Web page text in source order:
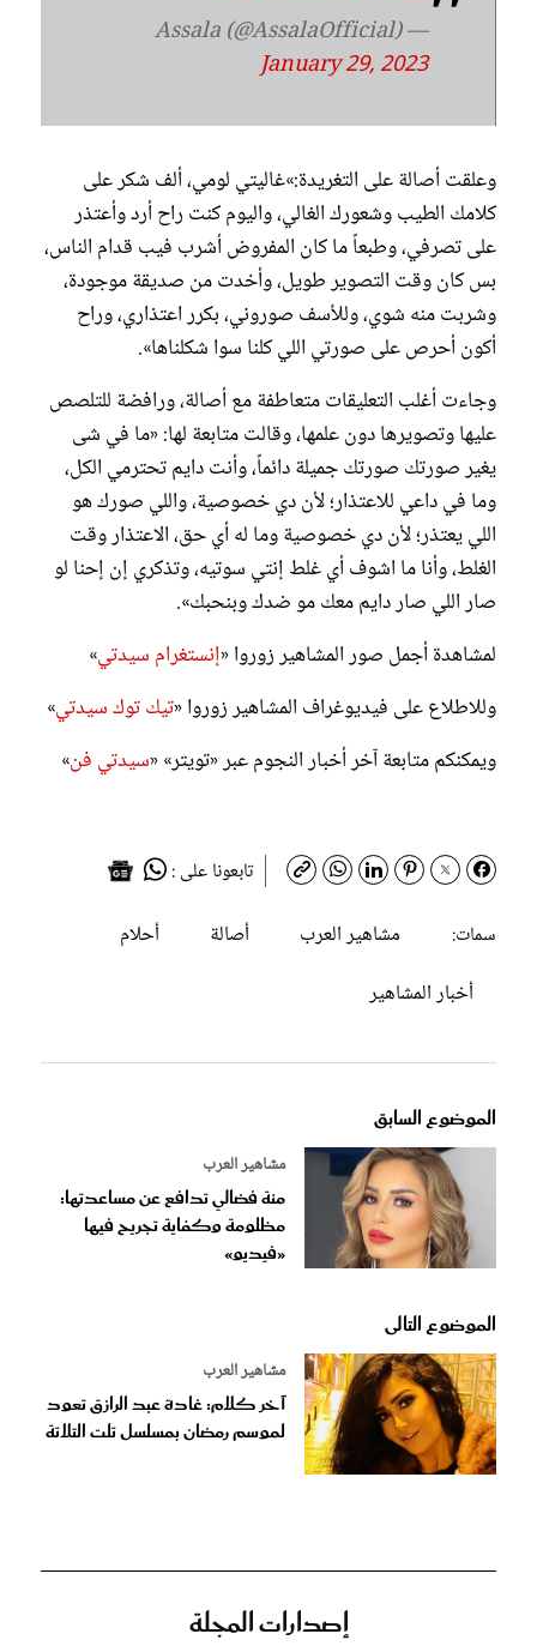
— Assala (@AssalaOfficial)
January 29, 2023
وعلقت أصالة على التغريدة:»غاليتي لومي، ألف شكر على
كلامك الطيب وشعورك الغالي، واليوم كنت راح أرد وأعتذر
على تصرفي، وطبعاً ما كان المفروض أشرب فيب قدام الناس،
بس كان وقت التصوير طويل، وأخدت من صديقة موجودة،
وشربت منه شوي، وللأسف صوروني، بكرر اعتذاري، وراح
أكون أحرص على صورتي اللي كلنا سوا شكلناها».
وجاءت أغلب التعليقات متعاطفة مع أصالة، ورافضة للتلصص
عليها وتصويرها دون علمها، وقالت متابعة لها: «ما في شى
يغير صورتك صورتك جميلة دائماً، وأنت دايم تحترمي الكل،
وما في داعي للاعتذار؛ لأن دي خصوصية، واللي صورك هو
اللي يعتذر؛ لأن دي خصوصية وما له أي حق، الاعتذار وقت
الغلط، وأنا ما اشوف أي غلط إنتي سوتيه، وتذكري إن إحنا لو
صار اللي صار دايم معك مو ضدك وبنحبك».
لمشاهدة أجمل صور المشاهير زوروا «إنستغرام سيدتي»
وللاطلاع على فيديوغراف المشاهير زوروا «تيك توك سيدتي»
ويمكنكم متابعة آخر أخبار النجوم عبر «تويتر» «سيدتي فن»
تابعونا على :
سمات:
مشاهير العرب أصالة
أحلام
أخبار المشاهير
الموضوع السابق
مشاهير العرب
منة فضالي تدافع عن مساعدتها:
مظلومة وكفاية تجريح فيها
«فيديو»
الموضوع التالى
مشاهير العرب
آخر كلام: غادة عبد الرازق تعود
لموسم رمضان بمسلسل تلت التلاتة
إصدارات المجلة